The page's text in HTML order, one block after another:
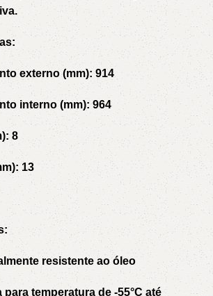
externo (mm): 914
interno (mm): 964
8
13
resistente ao óleo
para temperatura de -55°C até